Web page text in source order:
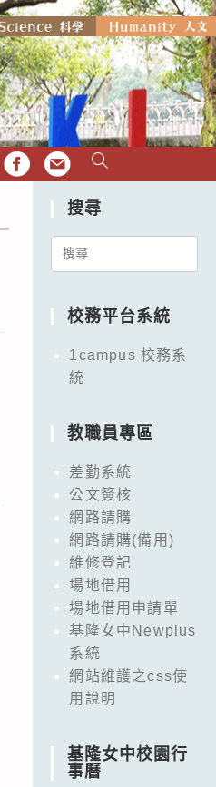
FB EMAIL
搜尋
Search
校務平台系統
1campus 校務系
統
教職員專區
差勤系統
公文簽核
網路請購
網路請購(備用)
維修登記
場地借用
場地借用申請單
基隆女中Newplus
系統
網站維護之css使
用說明
基隆女中校園行
事曆